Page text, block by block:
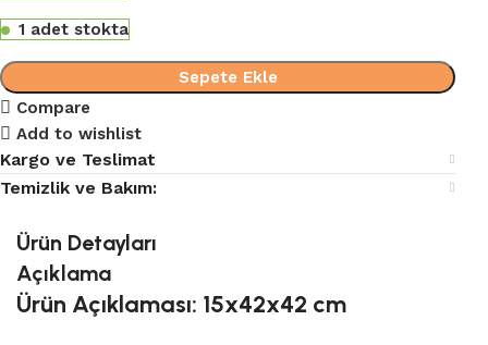
1 adet stokta
Sepete Ekle
Compare
Add to wishlist
Kargo ve Teslimat
Temizlik ve Bakım:
Ürün Detayları
Açıklama
Ürün Açıklaması: 15x42x42 cm